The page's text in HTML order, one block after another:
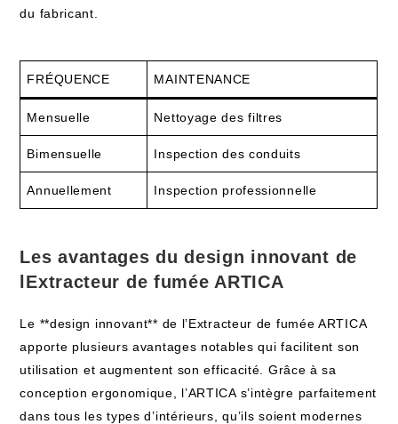
du fabricant.
FRÉQUENCE MAINTENANCE
Mensuelle Nettoyage des filtres
Bimensuelle Inspection des conduits
Annuellement Inspection professionnelle
Les avantages du design innovant de
lExtracteur de fumée ARTICA
Le **design innovant** de l’Extracteur de fumée ARTICA
apporte plusieurs avantages notables qui facilitent son
utilisation et augmentent son efficacité. Grâce à sa
conception ergonomique, l’ARTICA s’intègre parfaitement
dans tous les types d’intérieurs, qu’ils soient modernes